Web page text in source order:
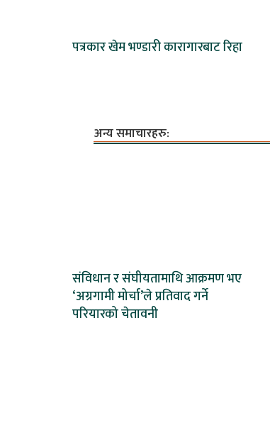
पत्रकार खेम भण्डारी कारागारबाट रिहा
अन्य समाचारहरु:
संविधान र संघीयतामाथि आक्रमण भए
‘अग्रगामी मोर्चा’ले प्रतिवाद गर्ने
परियारको चेतावनी